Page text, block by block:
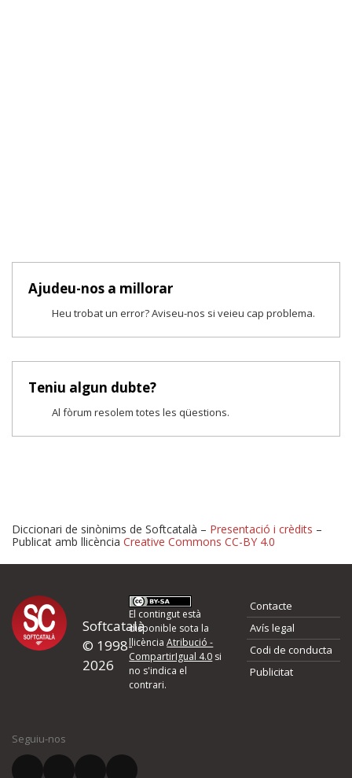
Ajudeu-nos a millorar
Heu trobat un error? Aviseu-nos si veieu cap problema.
Teniu algun dubte?
Al fòrum resolem totes les qüestions.
Proposeu-nos millores o
d'errors
Si heu trobat un error o voleu proposar alguna millora, ompliu els
quina és la millora que proposeu o l'error del qual voleu informar-
Diccionari de sinònims de Softcatalà – Presentació i crèdits –
Publicat amb llicència Creative Commons CC-BY 4.0
Softcatalà
© 1998-
2026
El contingut està
disponible sota la
llicènciaAtribució -
CompartirIgual 4.0 si
no s'indica el
contrari.
Contacte
Avís legal
Codi de conducta
Publicitat
Seguiu-nos